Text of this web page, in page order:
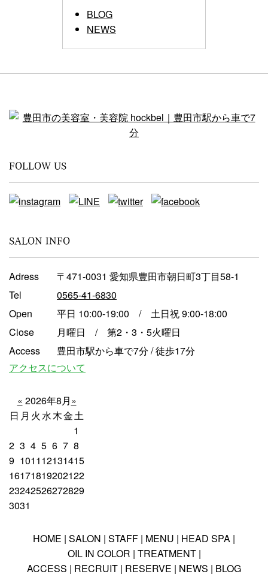
BLOG
NEWS
FOLLOW US
SALON INFO
Adress
〒471-0031 愛知県豊田市朝日町3丁目58-1
Tel
0565-41-6830
Open
平日 10:00-19:00 / 土日祝 9:00-18:00
Close
月曜日 / 第2・3・5火曜日
Access
豊田市駅から車で7分 / 徒歩17分
アクセスについて
« 2026年8月»
日 月 火水木金土
1
2 3 4 5 6 7 8
9 101112131415
16171819202122
23242526272829
3031
HOME SALON STAFF MENU
HEAD SPA
OIL IN COLOR TREATMENT
ACCESS
RECRUIT RESERVE NEWS BLOG